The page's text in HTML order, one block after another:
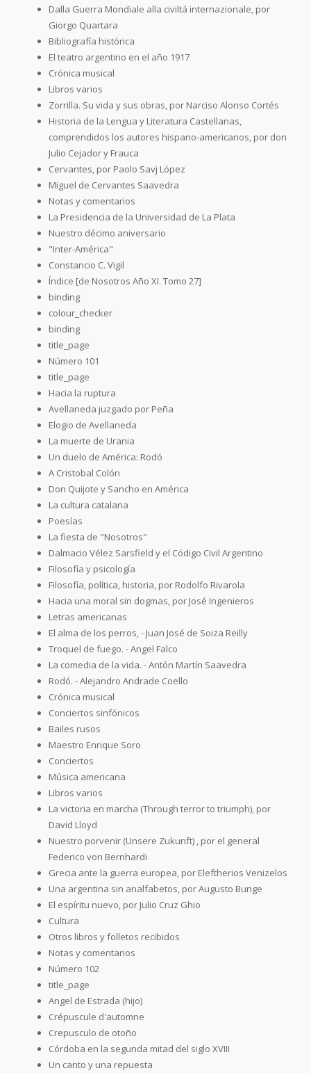
Dalla Guerra Mondiale alla civiltá internazionale, por
Giorgo Quartara
Bibliografía histórica
El teatro argentino en el año 1917
Crónica musical
Libros varios
Zorrilla. Su vida y sus obras, por Narciso Alonso Cortés
Historia de la Lengua y Literatura Castellanas,
comprendidos los autores hispano-americanos, por don
Julio Cejador y Frauca
Cervantes, por Paolo Savj López
Miguel de Cervantes Saavedra
Notas y comentarios
La Presidencia de la Universidad de La Plata
Nuestro décimo aniversario
"Inter-América"
Constancio C. Vigil
Índice [de Nosotros Año XI. Tomo 27]
binding
colour_checker
binding
title_page
Número 101
title_page
Hacia la ruptura
Avellaneda juzgado por Peña
Elogio de Avellaneda
La muerte de Urania
Un duelo de América: Rodó
A Cristobal Colón
Don Quijote y Sancho en América
La cultura catalana
Poesías
La fiesta de "Nosotros"
Dalmacio Vélez Sarsfield y el Código Civil Argentino
Filosofía y psicología
Filosofía, política, historia, por Rodolfo Rivarola
Hacia una moral sin dogmas, por José Ingenieros
Letras americanas
El alma de los perros, - Juan José de Soiza Reilly
Troquel de fuego. - Angel Falco
La comedia de la vida. - Antón Martín Saavedra
Rodó. - Alejandro Andrade Coello
Crónica musical
Conciertos sinfónicos
Bailes rusos
Maestro Enrique Soro
Conciertos
Música americana
Libros varios
La victoria en marcha (Through terror to triumph), por
David Lloyd
Nuestro porvenir (Unsere Zukunft) , por el general
Federico von Bernhardi
Grecia ante la guerra europea, por Eleftherios Venizelos
Una argentina sin analfabetos, por Augusto Bunge
El espíritu nuevo, por Julio Cruz Ghio
Cultura
Otros libros y folletos recibidos
Notas y comentarios
Número 102
title_page
Angel de Estrada (hijo)
Crépuscule d'automne
Crepusculo de otoño
Córdoba en la segunda mitad del siglo XVIII
Un canto y una repuesta